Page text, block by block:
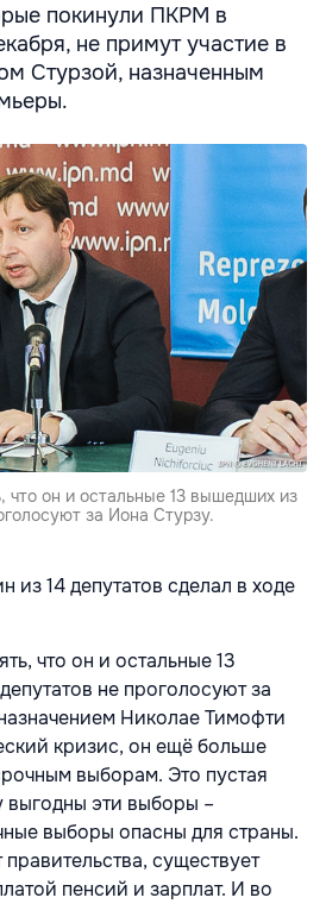
покинули ПКРМ в
не примут участие в
Стурзой, назначенным
что он и остальные 13 вышедших из
за Иона Стурзу.
из 14 депутатов сделал в ходе
что он и остальные 13
не проголосуют за
Николае Тимофти
кризис, он ещё больше
выборам. Это пустая
выгодны эти выборы –
выборы опасны для страны.
существует
пенсий и зарплат. И во